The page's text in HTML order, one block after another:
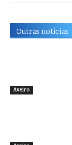
Outras notícias
Aveiro